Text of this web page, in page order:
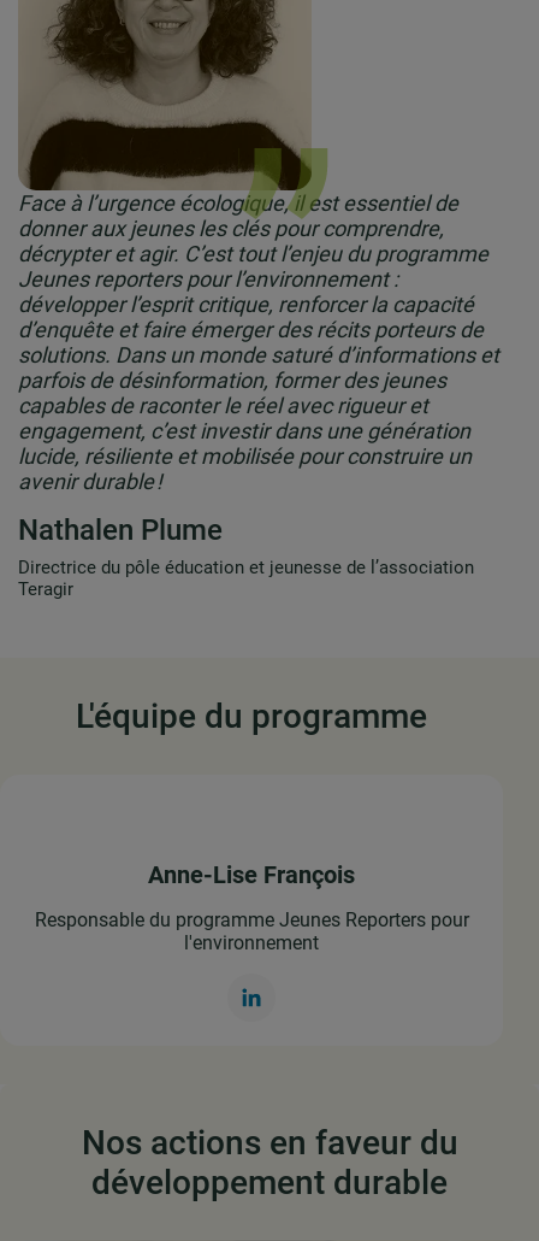
Face à l’urgence écologique, il est essentiel de
donner aux jeunes les clés pour comprendre,
décrypter et agir. C’est tout l’enjeu du programme
Jeunes reporters pour l’environnement :
développer l’esprit critique, renforcer la capacité
d’enquête et faire émerger des récits porteurs de
solutions. Dans un monde saturé d’informations et
parfois de désinformation, former des jeunes
capables de raconter le réel avec rigueur et
engagement, c’est investir dans une génération
lucide, résiliente et mobilisée pour construire un
avenir durable !
Nathalen Plume
Directrice du pôle éducation et jeunesse de l’association
Teragir
L'équipe du programme
Anne-Lise François
Responsable du programme Jeunes Reporters pour
l'environnement
Nos actions en faveur du
développement durable